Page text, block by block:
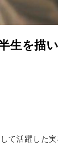
生を描
て活躍した